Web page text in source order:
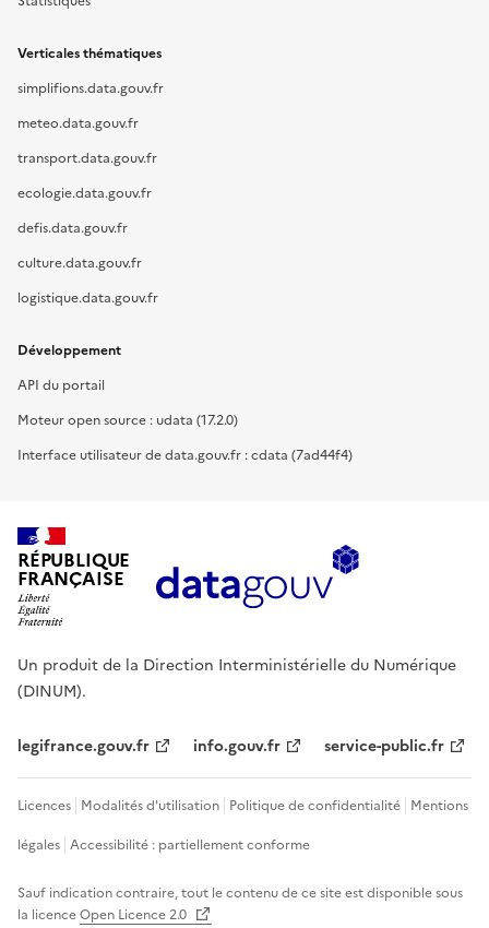
Verticales thématiques
simplifions.data.gouv.fr
meteo.data.gouv.fr
transport.data.gouv.fr
ecologie.data.gouv.fr
defis.data.gouv.fr
culture.data.gouv.fr
logistique.data.gouv.fr
Développement
API du portail
Moteur open source : udata (17.2.0)
Interface utilisateur de data.gouv.fr : cdata (7ad44f4)
RÉPUBLIQUE
FRANÇAISE
Un produit de la Direction Interministérielle du Numérique
(DINUM).
legifrance.gouv.fr info.gouv.fr service-public.fr
Licences Modalités d'utilisation Politique de confidentialité Mentions
légales Accessibilité : partiellement conforme
Sauf indication contraire, tout le contenu de ce site est disponible sous
la licenceOpen Licence 2.0